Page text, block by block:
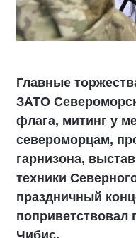
Главные
ЗАТО
флага, митинг у
североморцам,
гарнизона,
техники
праздничный
поприветствовал
Чибис.